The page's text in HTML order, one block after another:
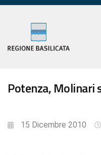
Potenza, Molinari
15 Dicembre 2010